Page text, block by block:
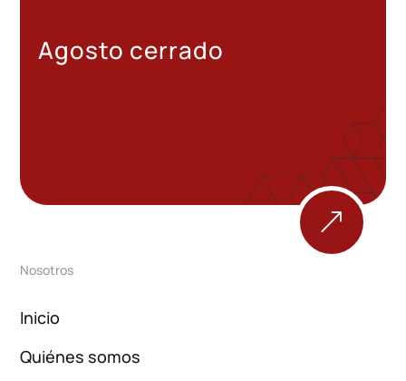
Agosto cerrado
&
Nosotros
Inicio
Quiénes somos